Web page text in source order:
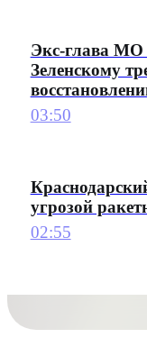
Экс-глава
Зеленскому
03:50
угрозой
02:55